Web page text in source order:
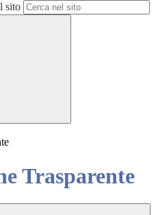
sito
Trasparente